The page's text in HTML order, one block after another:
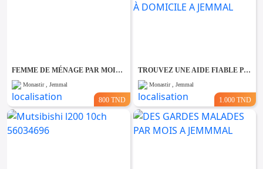
FEMME DE MÉNAGE PAR MOIS A JEMMAL
Monastir , Jemmal
800 TND
TROUVEZ UNE AIDE FIABLE POUR VOS PARENTS À DOMICILE A JEMMAL
Monastir , Jemmal
1.000 TND